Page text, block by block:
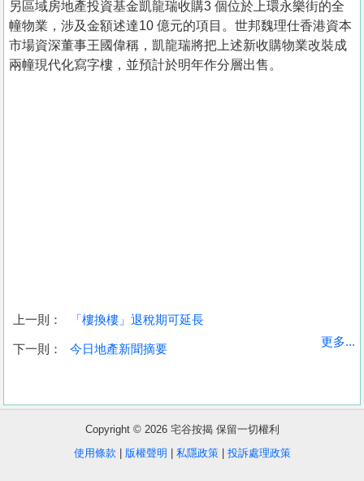
收
盤
另區域房地產投資基金凱龍瑞收購3 個位於上環永樂街的全
幢物業，涉及金額述達10 億元的項目。世邦魏理仕香港資本
市場資深董事王國偉稱，凱龍瑞將把上述新收購物業改裝成
兩幢現代化寫字樓，並預計於明年作分層出售。
上一則： 「樓換樓」退稅期可延長
下一則： 今日地產新聞摘要
更多...
Copyright © 2026 宅谷按揭 保留一切權利
使用條款
版權聲明 私隱政策| 投訴處理政策